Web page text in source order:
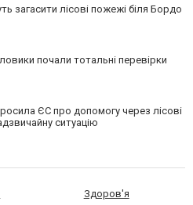
загасити лісові пожежі біля Бордо
почали тотальні перевірки
ЄС про допомогу через лісові
ситуацію
Здоров'я